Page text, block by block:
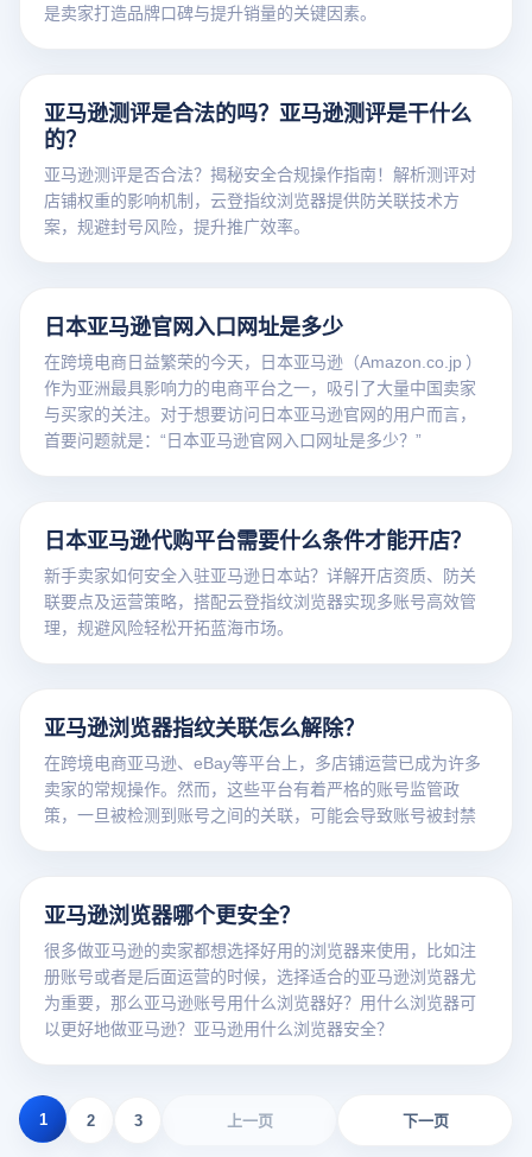
是卖家打造品牌口碑与提升销量的关键因素。
亚马逊测评是合法的吗？亚马逊测评是干什么
的？
亚马逊测评是否合法？揭秘安全合规操作指南！解析测评对
店铺权重的影响机制，云登指纹浏览器提供防关联技术方
案，规避封号风险，提升推广效率。
日本亚马逊官网入口网址是多少
在跨境电商日益繁荣的今天，日本亚马逊（Amazon.co.jp ）
作为亚洲最具影响力的电商平台之一，吸引了大量中国卖家
与买家的关注。对于想要访问日本亚马逊官网的用户而言，
首要问题就是：“日本亚马逊官网入口网址是多少？”
日本亚马逊代购平台需要什么条件才能开店？
新手卖家如何安全入驻亚马逊日本站？详解开店资质、防关
联要点及运营策略，搭配云登指纹浏览器实现多账号高效管
理，规避风险轻松开拓蓝海市场。
亚马逊浏览器指纹关联怎么解除？
在跨境电商亚马逊、eBay等平台上，多店铺运营已成为许多
卖家的常规操作。然而，这些平台有着严格的账号监管政
策，一旦被检测到账号之间的关联，可能会导致账号被封禁
亚马逊浏览器哪个更安全？
很多做亚马逊的卖家都想选择好用的浏览器来使用，比如注
册账号或者是后面运营的时候，选择适合的亚马逊浏览器尤
为重要，那么亚马逊账号用什么浏览器好？用什么浏览器可
以更好地做亚马逊？亚马逊用什么浏览器安全？
上一页
1 2 3 下一页